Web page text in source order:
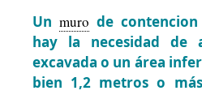
Un muro de
hay la necesidad de
excavada o un área
bien 1,2 metros o